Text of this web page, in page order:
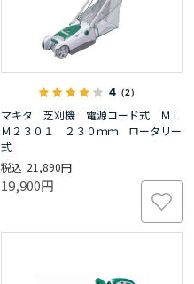
4（2）
マキタ 芝刈機 電源コード式 ＭＬ
Ｍ２３０１ ２３０ｍｍ ロータリー
式
21,890円
19,900円